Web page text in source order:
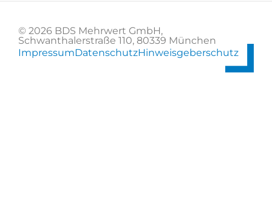
© 2026 BDS Mehrwert GmbH,
Schwanthalerstraße 110, 80339 München
ImpressumDatenschutzHinweisgeberschutz